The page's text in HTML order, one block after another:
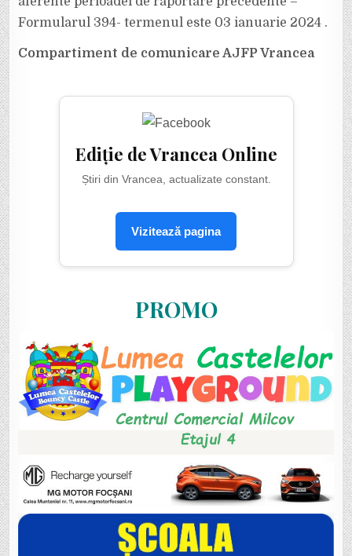
Formularul 394- termenul este 03 ianuarie 2024 .
Compartiment de comunicare AJFP Vrancea
Ediție de Vrancea Online
Știri din Vrancea, actualizate constant.
Vizitează pagina
PROMO